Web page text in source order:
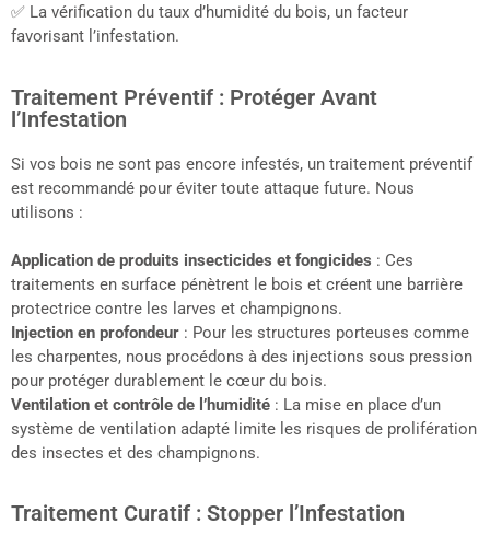
✅ La vérification du taux d’humidité du bois, un facteur
favorisant l’infestation.
Traitement Préventif : Protéger Avant
l’Infestation
Si vos bois ne sont pas encore infestés, un traitement préventif
est recommandé pour éviter toute attaque future. Nous
utilisons :
Application de produits insecticides et fongicides : Ces
traitements en surface pénètrent le bois et créent une barrière
protectrice contre les larves et champignons.
Injection en profondeur : Pour les structures porteuses comme
les charpentes, nous procédons à des injections sous pression
pour protéger durablement le cœur du bois.
Ventilation et contrôle de l’humidité : La mise en place d’un
système de ventilation adapté limite les risques de prolifération
des insectes et des champignons.
Traitement Curatif : Stopper l’Infestation